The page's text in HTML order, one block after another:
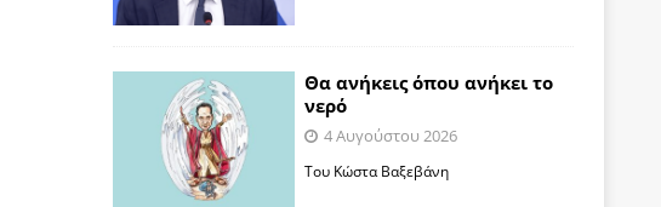
Θα ανήκεις όπου ανήκει το
νερό
4 Αυγούστου 2026
Του Κώστα Βαξεβάνη